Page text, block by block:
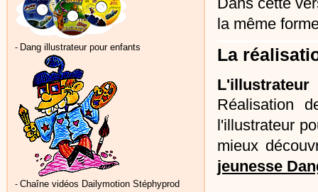
- Dang illustrateur pour enfants
- Chaîne vidéos Dailymotion Stéphyprod
la même
La
L'illustrateur
Réalisation
l'illustrateur
mieux
jeunesse